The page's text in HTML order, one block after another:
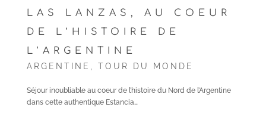
LAS LANZAS, AU COEUR
DE L’HISTOIRE DE
L’ARGENTINE
ARGENTINE TOUR DU MONDE
Séjour inoubliable au coeur de l’histoire du Nord de l’Argentine
dans cette authentique Estancia…